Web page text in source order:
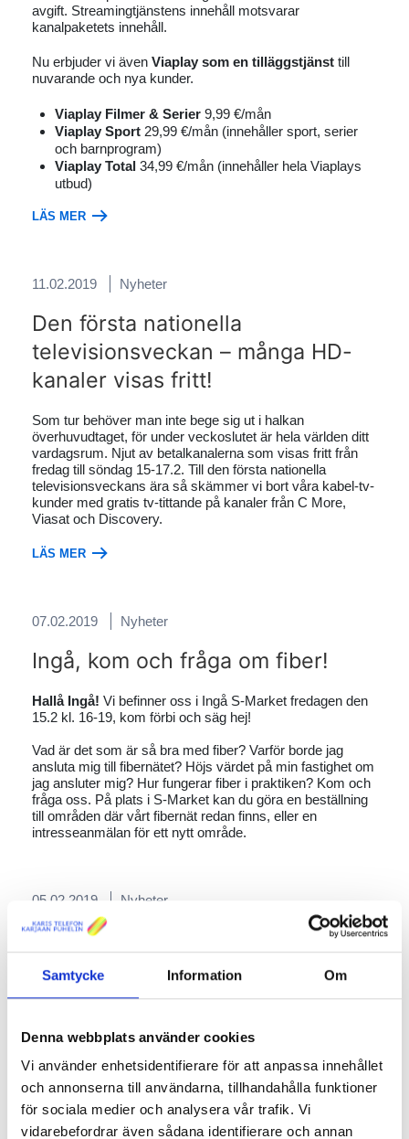
Samtycke Information Om
Denna webbplats använder cookies
Vi använder enhetsidentifierare för att anpassa innehållet
och annonserna till användarna, tillhandahålla funktioner
för sociala medier och analysera vår trafik. Vi
vidarebefordrar även sådana identifierare och annan
avgift. Streamingtjänstens innehåll motsvarar
kanalpaketets innehåll.
Nu erbjuder vi även Viaplay som en tilläggstjänst till
nuvarande och nya kunder.
Viaplay Filmer & Serier 9,99 €/mån
Viaplay Sport 29,99 €/mån (innehåller sport, serier
och barnprogram)
Viaplay Total 34,99 €/mån (innehåller hela Viaplays
utbud)
LÄS MER
11.02.2019 Nyheter
Den första nationella
televisionsveckan – många HD-
kanaler visas fritt!
Som tur behöver man inte bege sig ut i halkan
överhuvudtaget, för under veckoslutet är hela världen ditt
vardagsrum. Njut av betalkanalerna som visas fritt från
fredag till söndag 15-17.2. Till den första nationella
televisionsveckans ära så skämmer vi bort våra kabel-tv-
kunder med gratis tv-tittande på kanaler från C More,
Viasat och Discovery.
LÄS MER
07.02.2019 Nyheter
Ingå, kom och fråga om fiber!
Hallå Ingå! Vi befinner oss i Ingå S-Market fredagen den
15.2 kl. 16-19, kom förbi och säg hej!
Vad är det som är så bra med fiber? Varför borde jag
ansluta mig till fibernätet? Höjs värdet på min fastighet om
jag ansluter mig? Hur fungerar fiber i praktiken? Kom och
fråga oss. På plats i S-Market kan du göra en beställning
till områden där vårt fibernät redan finns, eller en
intresseanmälan för ett nytt område.
05.02.2019 Nyheter
Modernt kontor i gatunivå uthyres
i Ekenäs centrum
gemensamt kök/kafferum. Vattenburen golvvärme,
kylning via ventilation och möjlighet till snabb
fiberanslutning. El, vatten och värme ingår i hyran.
Närmare uppgifter
Raseborgs stadsnät